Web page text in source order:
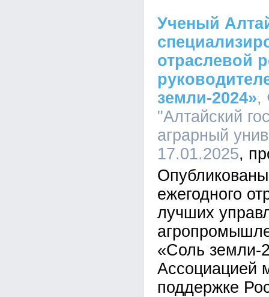
Ученый
отраслевой
земли-2024»,
"Алтайский
аграрный
17.01.2025
ежегодного
лучших
«Соль земли-
Ассоциацией
поддержке